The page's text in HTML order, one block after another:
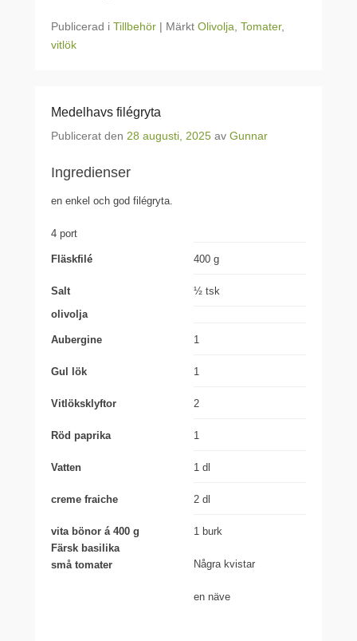
Publicerad i Tillbehör | Märkt Olivolja Tomater,
vitlök
Medelhavs filégryta
Publicerat den 28 augusti, 2025 av Gunnar
Ingredienser
en enkel och god filégryta.
4 port
Fläskfilé 400 g
Salt
½ tsk
olivolja
Aubergine 1
Gul lök 1
Vitlöksklyftor 2
Röd paprika 1
Vatten 1 dl
creme fraiche 2 dl
vita bönor á 400 g
Färsk basilika
små tomater
1 burk
Några kvistar
en näve